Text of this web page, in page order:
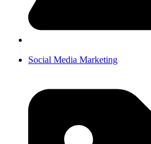
Social Media Marketing